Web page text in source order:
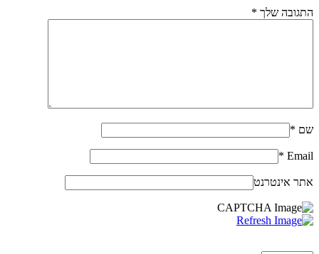
התגובה שלך *
שם *
Email
*
אתר אינטרנט